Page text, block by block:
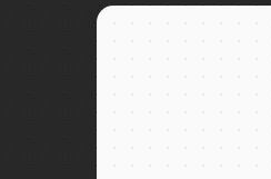
Бежецк